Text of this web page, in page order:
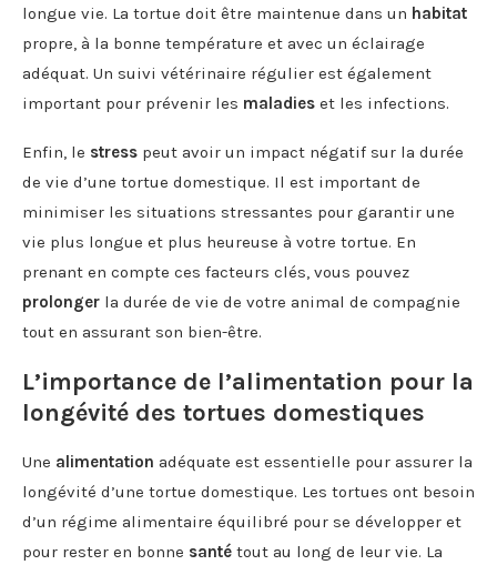
longue vie. La tortue doit être maintenue dans un habitat
propre, à la bonne température et avec un éclairage
adéquat. Un suivi vétérinaire régulier est également
important pour prévenir les maladies et les infections.
Enfin, le stress peut avoir un impact négatif sur la durée
de vie d’une tortue domestique. Il est important de
minimiser les situations stressantes pour garantir une
vie plus longue et plus heureuse à votre tortue. En
prenant en compte ces facteurs clés, vous pouvez
prolonger la durée de vie de votre animal de compagnie
tout en assurant son bien-être.
L’importance de l’alimentation pour la
longévité des tortues domestiques
Une alimentation adéquate est essentielle pour assurer la
longévité d’une tortue domestique. Les tortues ont besoin
d’un régime alimentaire équilibré pour se développer et
pour rester en bonne santé tout au long de leur vie. La